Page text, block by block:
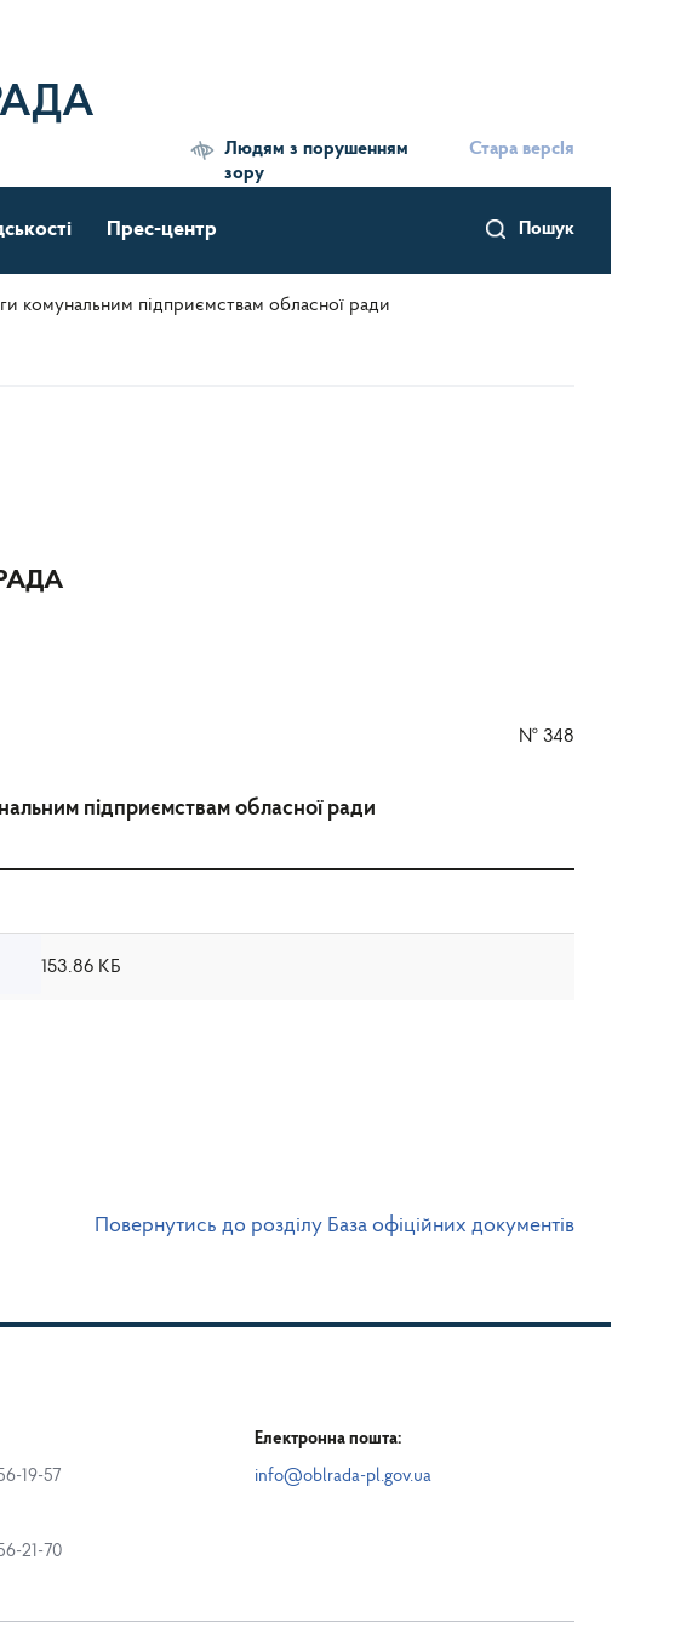
Людям з порушенням
зору
Стара версІя
Пошук
Прес-центр
комунальним підприємствам обласної ради
№ 348
підприємствам обласної ради
153.86 КБ
Повернутись до розділу База офіційних документів
19-57
21-70
Електронна пошта:
info@oblrada-pl.gov.ua